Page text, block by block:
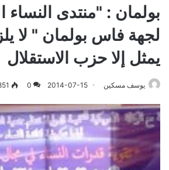
بولمان : "منتدى النساء
لجهة فاس بولمان " لا
يمثل إلا حزب الاستقلال
يوسف مسكين 2014-07-15
0